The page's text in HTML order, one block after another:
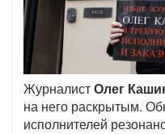
ЖурналистОлег
на него раскрытым.
исполнителей